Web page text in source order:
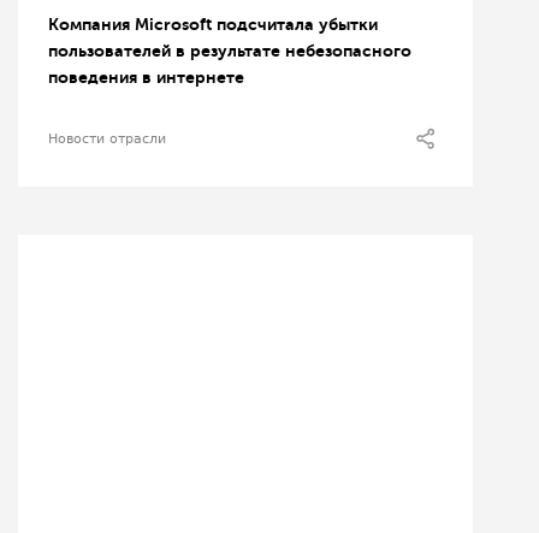
Компания Microsoft подсчитала убытки
пользователей в результате небезопасного
поведения в интернете
Новости отрасли